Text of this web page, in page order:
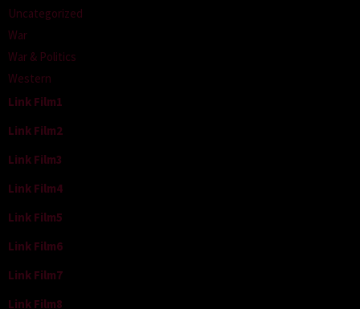
Uncategorized
War
War & Politics
Western
Link Film1
Link Film2
Link Film3
Link Film4
Link Film5
Link Film6
Link Film7
Link Film8